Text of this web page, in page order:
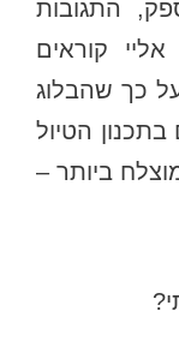
התגובות
קוראים
כך שהבלוג
הטיול
ביותר –